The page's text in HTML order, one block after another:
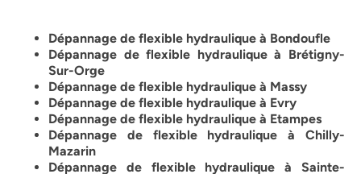
Dépannage de flexible hydraulique à Bondoufle
Dépannage de flexible hydraulique à Brétigny-
Sur-Orge
Dépannage de flexible hydraulique à Massy
Dépannage de flexible hydraulique à Evry
Dépannage de flexible hydraulique à Etampes
Dépannage de flexible hydraulique à Chilly-
Mazarin
Dépannage de flexible hydraulique à Sainte-